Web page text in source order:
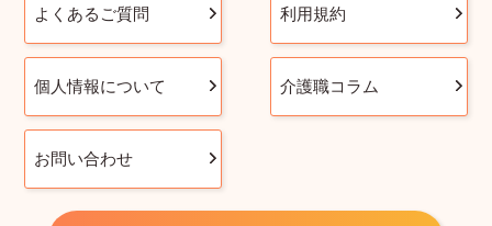
よくあるご質問 利用規約
個人情報について 介護職コラム
お問い合わせ